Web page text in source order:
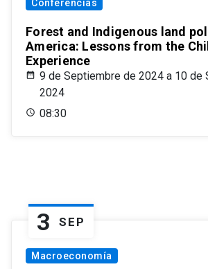
Conferencias
Forest and Indigenous land
America: Lessons from the
Experience
9 de Septiembre de 2024 a 10 de
2024
08:30
3 SEP
Macroeconomía